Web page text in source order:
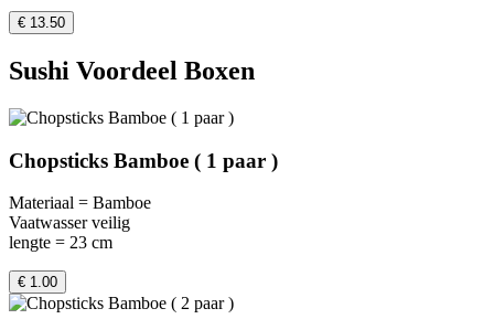
€ 13.50
Sushi Voordeel Boxen
Chopsticks Bamboe ( 1 paar )
Materiaal = Bamboe
Vaatwasser veilig
lengte = 23 cm
€ 1.00